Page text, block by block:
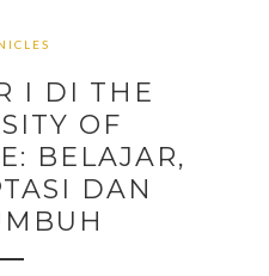
I DI THE
OF
BELAJAR,
DAN